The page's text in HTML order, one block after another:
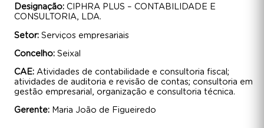
Designação: CIPHRA PLUS – CONTABILIDADE E
CONSULTORIA, LDA.
Setor: Serviços empresariais
Concelho: Seixal
CAE: Atividades de contabilidade e consultoria fiscal;
atividades de auditoria e revisão de contas; consultoria em
gestão empresarial, organização e consultoria técnica.
Gerente: Maria João de Figueiredo